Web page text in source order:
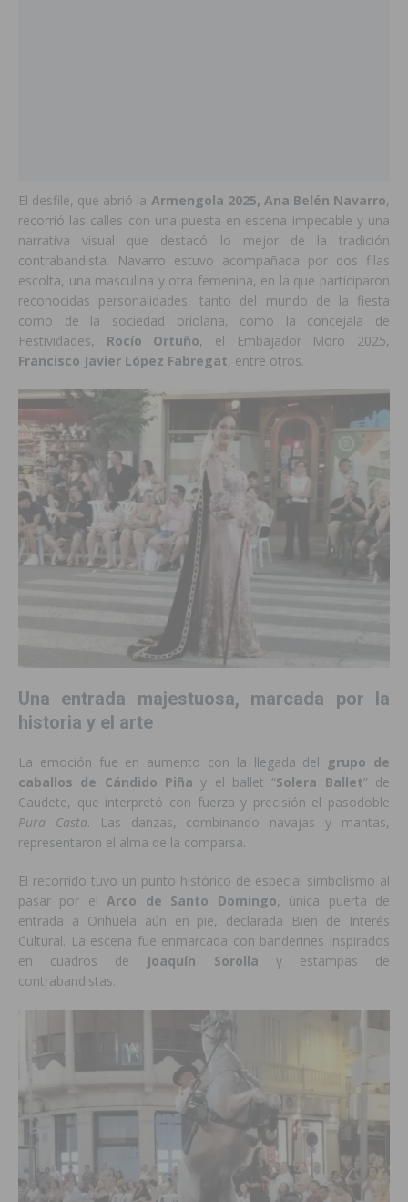
El desfile, que abrió la Armengola 2025, Ana Belén Navarro,
recorrió las calles con una puesta en escena impecable y una
narrativa visual que destacó lo mejor de la tradición
contrabandista. Navarro estuvo acompañada por dos filas
escolta, una masculina y otra femenina, en la que participaron
reconocidas personalidades, tanto del mundo de la fiesta
como de la sociedad oriolana, como la concejala de
Festividades, Rocío Ortuño, el Embajador Moro 2025,
Francisco Javier López Fabregat, entre otros.
Una entrada majestuosa, marcada por la
historia y el arte
La emoción fue en aumento con la llegada del grupo de
caballos de Cándido Piña y el ballet “Solera Ballet” de
Caudete, que interpretó con fuerza y precisión el pasodoble
Pura Casta. Las danzas, combinando navajas y mantas,
representaron el alma de la comparsa.
El recorrido tuvo un punto histórico de especial simbolismo al
pasar por elArco de Santo Domingo, única puerta de
entrada a Orihuela aún en pie, declarada Bien de Interés
Cultural. La escena fue enmarcada con banderines inspirados
en cuadros de Joaquín Sorolla y estampas de
contrabandistas.